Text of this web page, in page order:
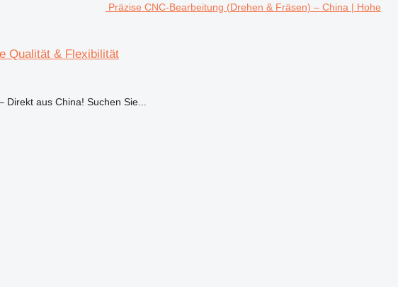
Präzise CNC-Bearbeitung (Drehen & Fräsen) – China | Hohe
Qualität & Flexibilität
aus China! Suchen Sie...